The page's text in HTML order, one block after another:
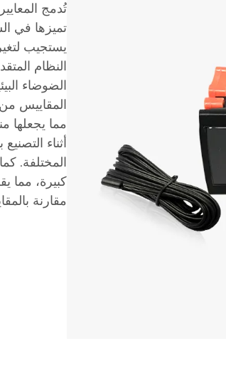
تُدمج
تميزها في
يستجيب
النظام
الضوضاء
مما يجعلها
أثناء
المختلفة.
كبيرة، مما
مقارنة